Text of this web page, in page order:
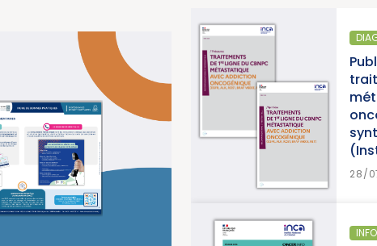
d’activité 2025 « Une
pour la lutte contre les
National du Cancer)
EN SAVOIR PLUS
28/